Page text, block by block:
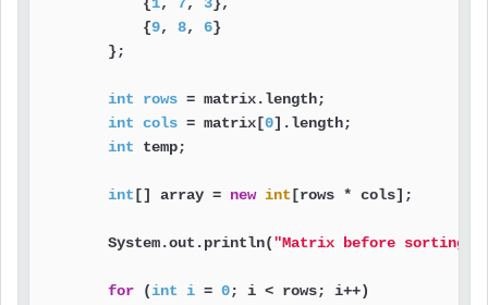
            {
9, 8, 6}
        };
int rows = matrix.length;
int cols = matrix[0].length;
int temp;
int [] array = new int [rows * cols];
        System.out.println(
"Matrix before sorting"
for (int i = 0; i < rows; i++)